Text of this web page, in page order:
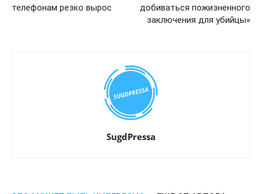
телефонам резко вырос
добиваться пожизненного
заключения для убийцы»
SugdPressa